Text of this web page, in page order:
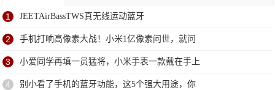
1 JEETAirBassTWS真无线运动蓝牙
2 手机打响高像素大战！小米1亿像素问世，就问
3 小爱同学再填一员猛将，小米手表一款戴在手上
4 别小看了手机的蓝牙功能，这5个强大用途，你